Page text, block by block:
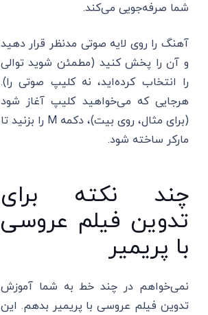
شما صرفه‌جویی می‌کند.
آهنگ را روی لایه صوتی مدنظر قرار دهید
و آن را پخش کنید (مطمئن شوید توالی
را انتخاب کرده‌اید، نه کلیپ صوتی را).
هرجایی که می‌خواهید کلیپ آغاز شود
(برای مثال، روی بیت)، دکمه M را بزنید تا
مارکر ساخته شود.
چند نکته برای
تدوین فیلم عروسی
با پریمیر
نمی‌خواهم در چند خط به شما آموزش
تدوین فیلم عروسی با پریمیر بدهم. این